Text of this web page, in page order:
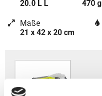
20.0 L L
470 g
Maße
21 x 42 x 20 cm